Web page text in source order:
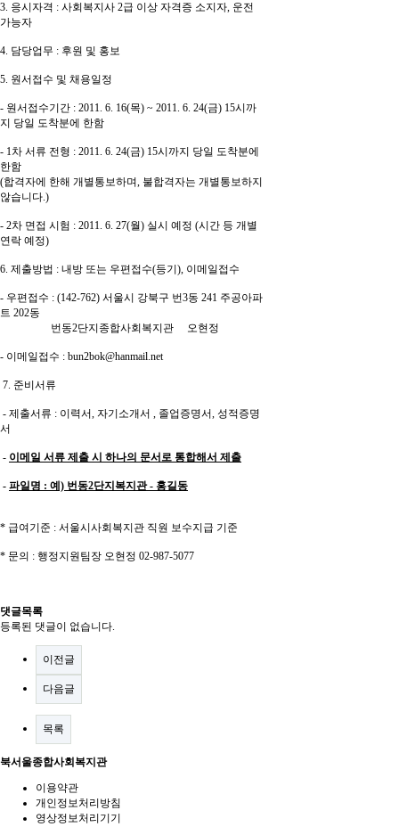
3. 응시자격 : 사회복지사 2급 이상 자격증 소지자, 운전
가능자
4. 담당업무 : 후원 및 홍보
5. 원서접수 및 채용일정
- 원서접수기간 : 2011. 6. 16(목) ~ 2011. 6. 24(금) 15시까
지 당일 도착분에 한함
- 1차 서류 전형 : 2011. 6. 24(금) 15시까지 당일 도착분에
한함
(합격자에 한해 개별통보하며, 불합격자는 개별통보하지
않습니다.)
- 2차 면접 시험 : 2011. 6. 27(월) 실시 예정 (시간 등 개별
연락 예정)
6. 제출방법 : 내방 또는 우편접수(등기), 이메일접수
- 우편접수 : (142-762) 서울시 강북구 번3동 241 주공아파
트 202동
번동2단지종합사회복지관 오현정
- 이메일접수 : bun2bok@hanmail.net
7. 준비서류
- 제출서류 : 이력서, 자기소개서 , 졸업증명서, 성적증명
서
- 이메일 서류 제출 시 하나의 문서로 통합해서 제출
- 파일명 : 예) 번동2단지복지관 - 홍길동
* 급여기준 : 서울시사회복지관 직원 보수지급 기준
* 문의 : 행정지원팀장 오현정 02-987-5077
댓글목록
등록된 댓글이 없습니다.
이전글
다음글
목록
북서울종합사회복지관
이용약관
개인정보처리방침
영상정보처리기기